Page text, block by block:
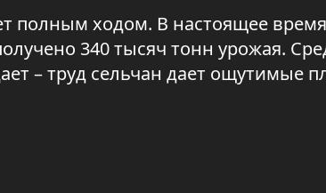
полным ходом. В настоящее
340 тысяч тонн урожая.
– труд сельчан дает ощутимые